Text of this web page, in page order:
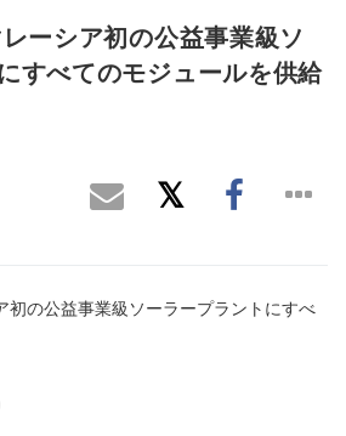
ーシア初の公益事業級ソ
すべてのモジュールを供給
初の公益事業級ソーラープラントにすべ